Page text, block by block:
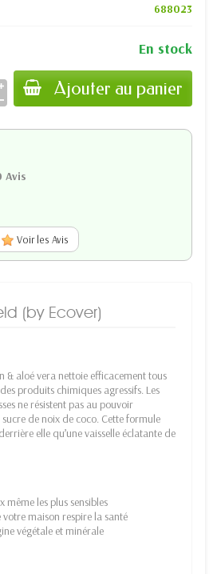
688023
En stock
Ajouter au panier
Avis
Voir les Avis
(by Ecover)
& aloé vera nettoie efficacement tous
produits chimiques agressifs. Les
ne résistent pas au pouvoir
de noix de coco. Cette formule
elle qu’une vaisselle éclatante de
même les plus sensibles
maison respire la santé
végétale et minérale